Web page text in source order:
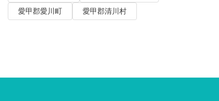
愛甲郡愛川町
愛甲郡清川村